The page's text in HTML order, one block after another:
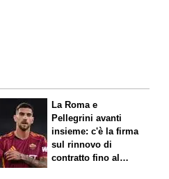
La Roma e
Pellegrini avanti
insieme: c'è la firma
sul rinnovo di
contratto fino al